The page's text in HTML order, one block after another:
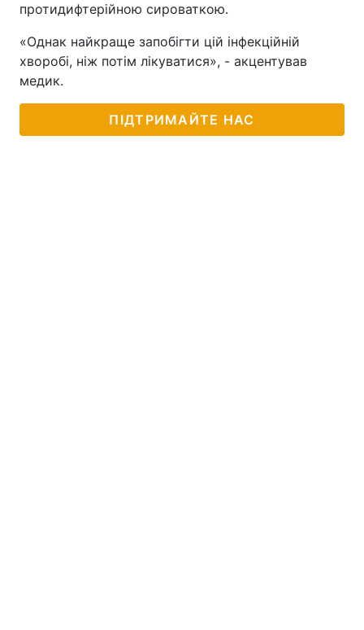
протидифтерійною сироваткою.
«Однак найкраще запобігти цій інфекційній
хворобі, ніж потім лікуватися», - акцентував
медик.
ПІДТРИМАЙТЕ НАС